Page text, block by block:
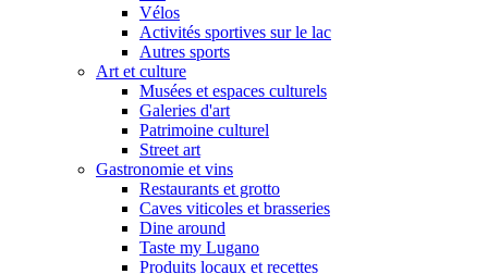
Vélos
Activités sportives sur le lac
Autres sports
Art et culture
Musées et espaces culturels
Galeries d'art
Patrimoine culturel
Street art
Gastronomie et vins
Restaurants et grotto
Caves viticoles et brasseries
Dine around
Taste my Lugano
Produits locaux et recettes